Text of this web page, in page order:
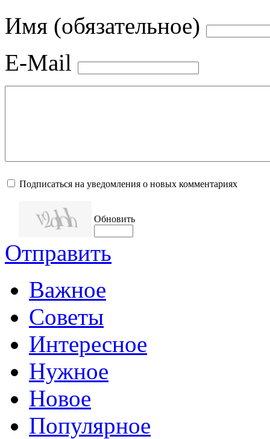
Имя (обязательное)
E-Mail
Подписаться на уведомления о новых комментариях
Обновить
Отправить
Важное
Советы
Интересное
Нужное
Новое
Популярное